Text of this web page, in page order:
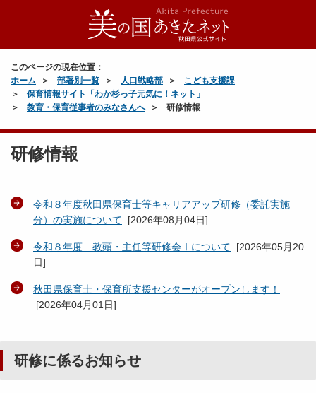
このページの現在位置：
ホーム
部署別一覧 人口戦略部
こども支援課
保育情報サイト「わか杉っ子元気に！ネット」
教育・保育従事者のみなさんへ
研修情報
研修情報
令和８年度秋田県保育士等キャリアアップ研修（委託実施
分）の実施について [2026年08月04日]
令和８年度 教頭・主任等研修会Ⅰについて [2026年05月20
日]
秋田県保育士・保育所支援センターがオープンします！
[2026年04月01日]
研修に係るお知らせ